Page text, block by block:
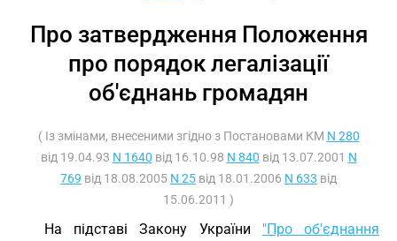
Про затвердження Положення
про порядок легалізації
об'єднань громадян
( Із змінами, внесеними згідно з Постановами КМ N 280
від 19.04.93 N 1640 від 16.10.98 N 840 від 13.07.2001 N
769 від 18.08.2005 N 25 від 18.01.2006 N 633 від
15.06.2011 )
На підставі Закону України "Про об'єднання